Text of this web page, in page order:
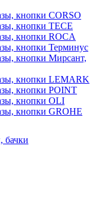
кнопки CORSO
кнопки TECE
кнопки ROCA
кнопки Терминус
кнопки Мирсант,
кнопки LEMARK
кнопки POINT
кнопки OLI
кнопки GROHE
бачки